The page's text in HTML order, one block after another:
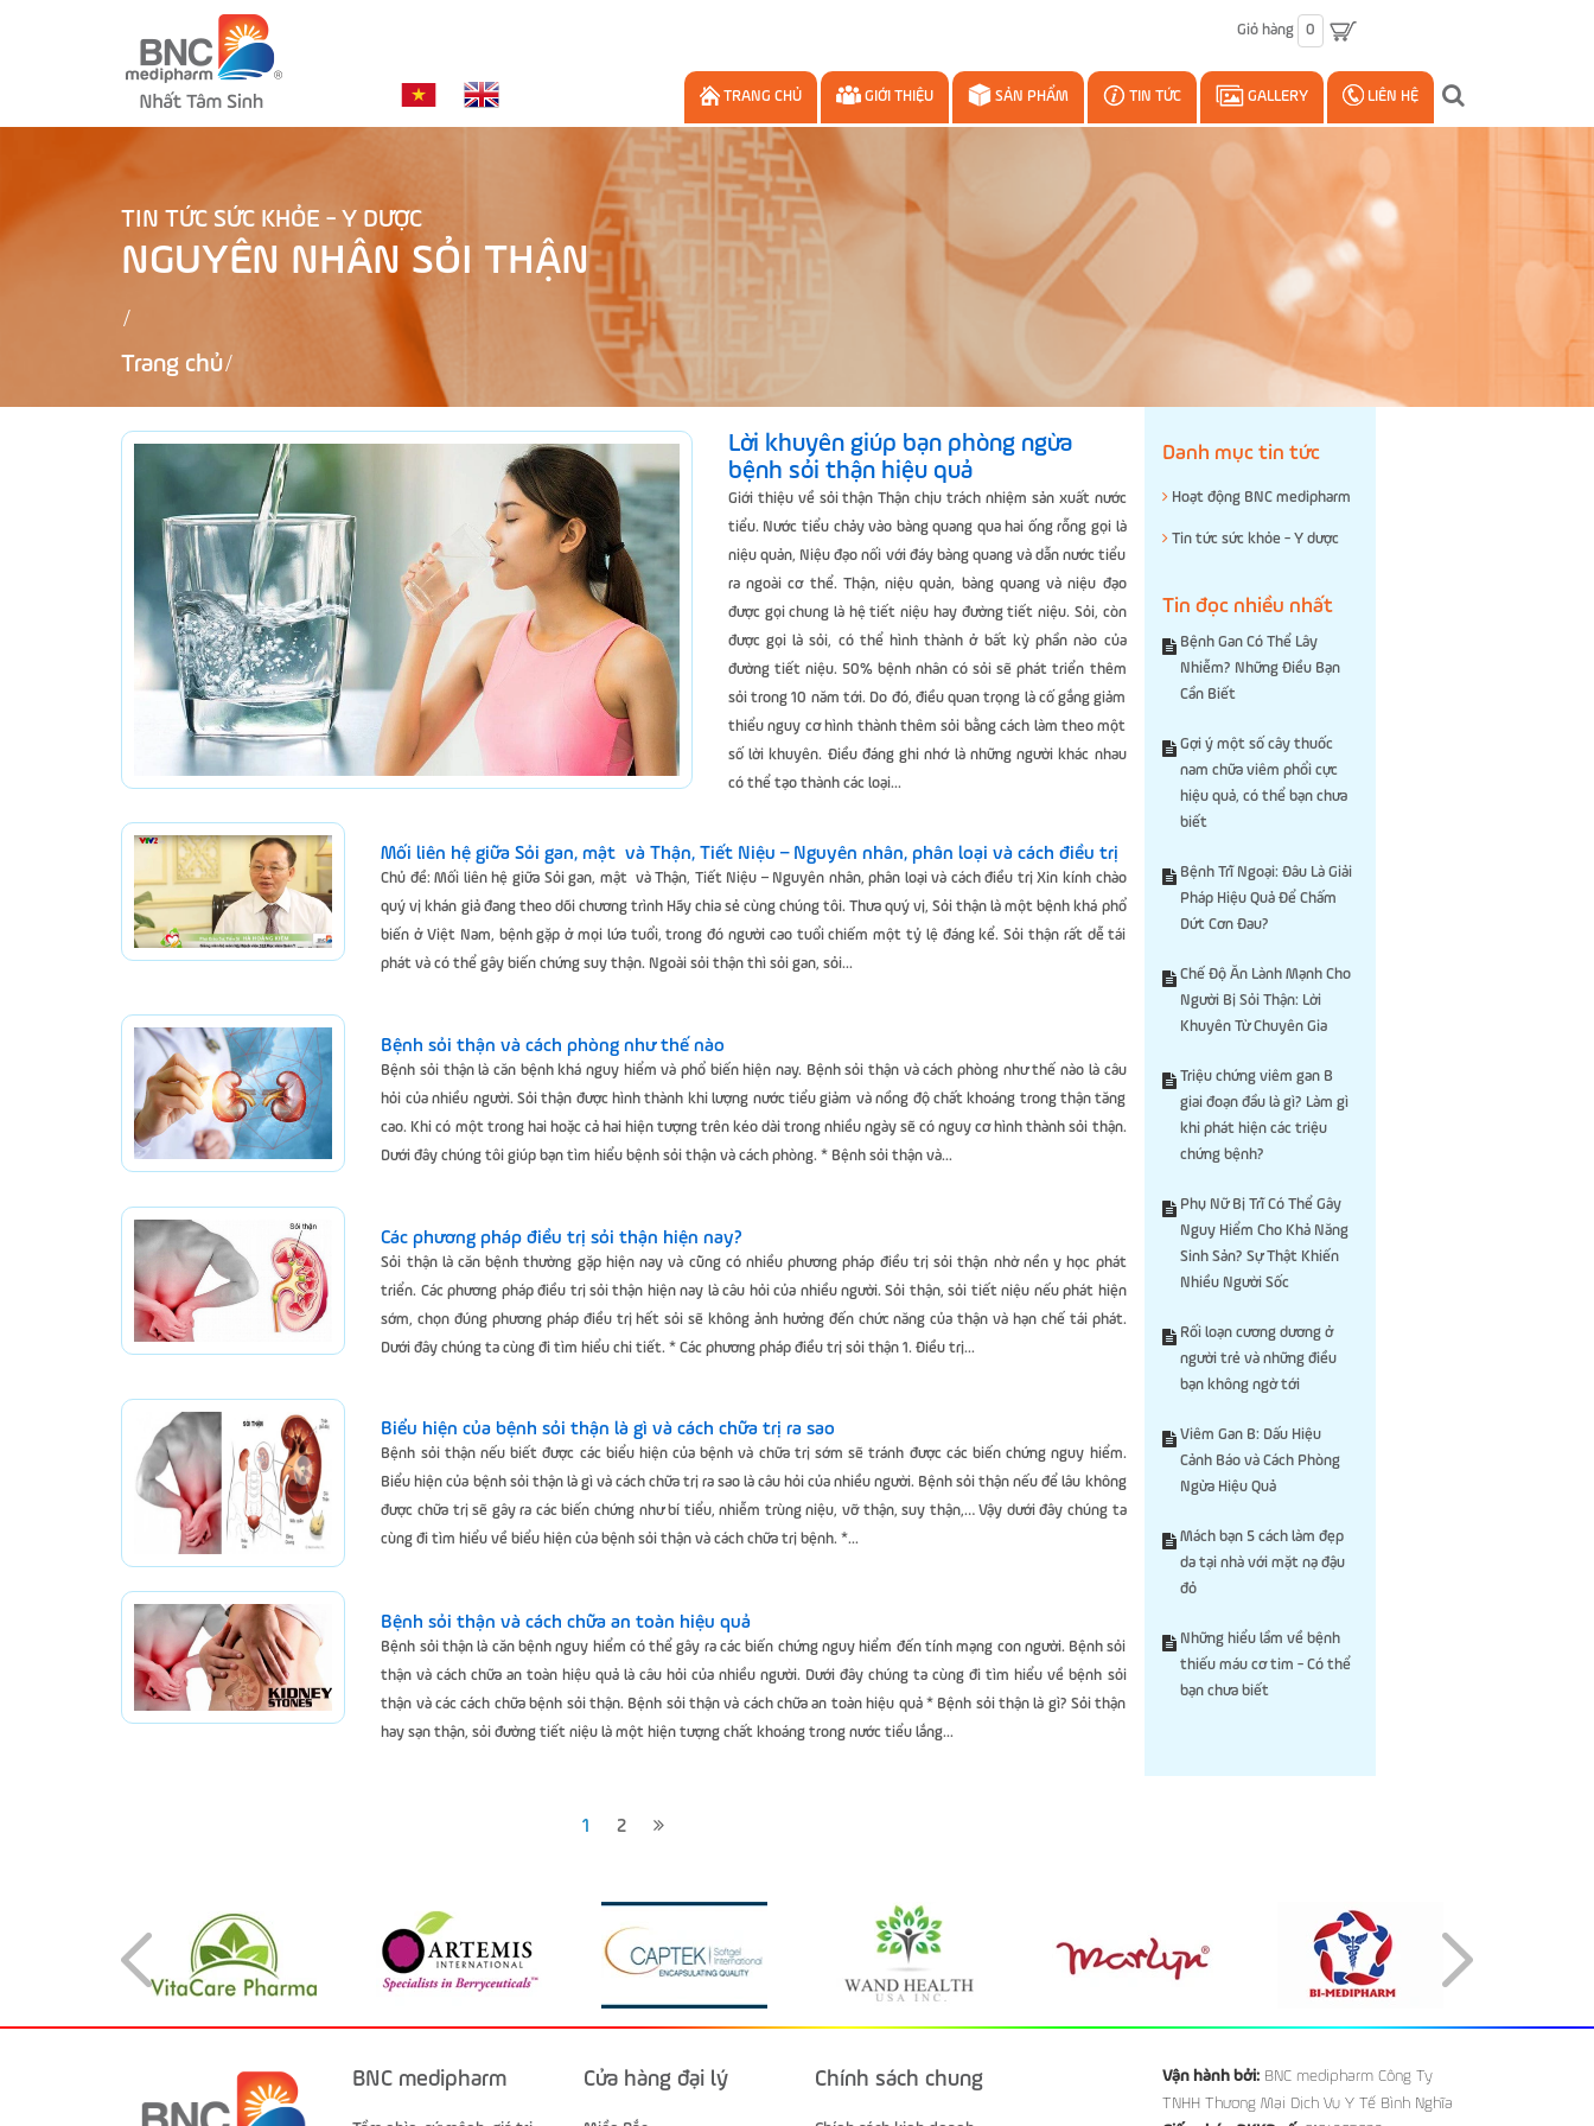
Giỏ hàng 0
TRANG CHỦ GIỚI THIỆU SẢN PHẨM TIN TỨC GALLERY LIÊN HỆ
TIN TỨC SỨC KHỎE - Y DƯỢC
NGUYÊN NHÂN SỎI THẬN
Trang chủ
Lời khuyên giúp bạn phòng ngừa
bệnh sỏi thận hiệu quả
Giới thiệu về sỏi thận Thận chịu trách nhiệm sản xuất nước
tiểu. Nước tiểu chảy vào bàng quang qua hai ống rỗng gọi là
niệu quản, Niệu đạo nối với đáy bàng quang và dẫn nước tiểu
ra ngoài cơ thể. Thận, niệu quản, bàng quang và niệu đạo
được gọi chung là hệ tiết niệu hay đường tiết niệu. Sỏi, còn
được gọi là sỏi, có thể hình thành ở bất kỳ phần nào của
đường tiết niệu. 50% bệnh nhân có sỏi sẽ phát triển thêm
sỏi trong 10 năm tới. Do đó, điều quan trọng là cố gắng giảm
thiểu nguy cơ hình thành thêm sỏi bằng cách làm theo một
số lời khuyên. Điều đáng ghi nhớ là những người khác nhau
có thể tạo thành các loại...
Mối liên hệ giữa Sỏi gan, mật và Thận, Tiết Niệu – Nguyên nhân, phân loại và cách điều trị
Chủ đề: Mối liên hệ giữa Sỏi gan, mật và Thận, Tiết Niệu – Nguyên nhân, phân loại và cách điều trị Xin kính chào
quý vị khán giả đang theo dõi chương trình Hãy chia sẻ cùng chúng tôi. Thưa quý vị, Sỏi thận là một bệnh khá phổ
biến ở Việt Nam, bệnh gặp ở mọi lứa tuổi, trong đó người cao tuổi chiếm một tỷ lệ đáng kể. Sỏi thận rất dễ tái
phát và có thể gây biến chứng suy thận. Ngoài sỏi thận thì sỏi gan, sỏi...
Bệnh sỏi thận và cách phòng như thế nào
Bệnh sỏi thận là căn bệnh khá nguy hiểm và phổ biến hiện nay. Bệnh sỏi thận và cách phòng như thế nào là câu
hỏi của nhiều người. Sỏi thận được hình thành khi lượng nước tiểu giảm và nồng độ chất khoáng trong thận tăng
cao. Khi có một trong hai hoặc cả hai hiện tượng trên kéo dài trong nhiều ngày sẽ có nguy cơ hình thành sỏi thận.
Dưới đây chúng tôi giúp bạn tìm hiểu bệnh sỏi thận và cách phòng. * Bệnh sỏi thận và...
Các phương pháp điều trị sỏi thận hiện nay?
Sỏi thận là căn bệnh thường gặp hiện nay và cũng có nhiều phương pháp điều trị sỏi thận nhờ nền y học phát
triển. Các phương pháp điều trị sỏi thận hiện nay là câu hỏi của nhiều người. Sỏi thận, sỏi tiết niệu nếu phát hiện
sớm, chọn đúng phương pháp điều trị hết sỏi sẽ không ảnh hưởng đến chức năng của thận và hạn chế tái phát.
Dưới đây chúng ta cùng đi tìm hiểu chi tiết. * Các phương pháp điều trị sỏi thận 1. Điều trị...
Biểu hiện của bệnh sỏi thận là gì và cách chữa trị ra sao
Bệnh sỏi thận nếu biết được các biểu hiện của bệnh và chữa trị sớm sẽ tránh được các biến chứng nguy hiểm.
Biểu hiện của bệnh sỏi thận là gì và cách chữa trị ra sao là câu hỏi của nhiều người. Bệnh sỏi thận nếu để lâu không
được chữa trị sẽ gây ra các biến chứng như bí tiểu, nhiễm trùng niệu, vỡ thận, suy thận,… Vậy dưới đây chúng ta
cùng đi tìm hiểu về biểu hiện của bệnh sỏi thận và cách chữa trị bệnh. *...
Bệnh sỏi thận và cách chữa an toàn hiệu quả
Bệnh sỏi thận là căn bệnh nguy hiểm có thể gây ra các biến chứng nguy hiểm đến tính mạng con người. Bệnh sỏi
thận và cách chữa an toàn hiệu quả là câu hỏi của nhiều người. Dưới đây chúng ta cùng đi tìm hiểu về bệnh sỏi
thận và các cách chữa bệnh sỏi thận. Bệnh sỏi thận và cách chữa an toàn hiệu quả * Bệnh sỏi thận là gì? Sỏi thận
hay sạn thận, sỏi đường tiết niệu là một hiện tượng chất khoáng trong nước tiểu lắng...
1 2
Danh mục tin tức
Hoạt động BNC medipharm
Tin tức sức khỏe - Y dược
Tin đọc nhiều nhất
Bệnh Gan Có Thể Lây
Nhiễm? Những Điều Bạn
Cần Biết
Gợi ý một số cây thuốc
nam chữa viêm phổi cực
hiệu quả, có thể bạn chưa
biết
Bệnh Trĩ Ngoại: Đâu Là Giải
Pháp Hiệu Quả Để Chấm
Dứt Cơn Đau?
Chế Độ Ăn Lành Mạnh Cho
Người Bị Sỏi Thận: Lời
Khuyên Từ Chuyên Gia
Triệu chứng viêm gan B
giai đoạn đầu là gì? Làm gì
khi phát hiện các triệu
chứng bệnh?
Phụ Nữ Bị Trĩ Có Thể Gây
Nguy Hiểm Cho Khả Năng
Sinh Sản? Sự Thật Khiến
Nhiều Người Sốc
Rối loạn cương dương ở
người trẻ và những điều
bạn không ngờ tới
Viêm Gan B: Dấu Hiệu
Cảnh Báo và Cách Phòng
Ngừa Hiệu Quả
Mách bạn 5 cách làm đẹp
da tại nhà với mặt nạ đậu
đỏ
Những hiểu lầm về bệnh
thiếu máu cơ tim - Có thể
bạn chưa biết
BNC medipharm Cửa hàng đại lý Chính sách chung Vận hành bởi: BNC medipharm Công Ty
TNHH Thương Mại Dịch Vụ Y Tế Bình Nghĩa